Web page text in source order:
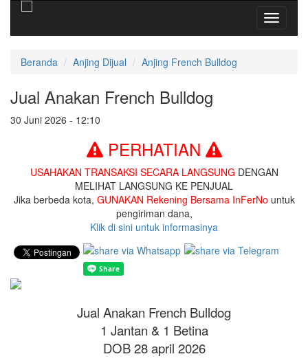
Toggle
Beranda Anjing Dijual Anjing French Bulldog
Jual Anakan French Bulldog
30 Juni 2026 - 12:10
PERHATIAN
USAHAKAN TRANSAKSI SECARA LANGSUNG DENGAN
MELIHAT LANGSUNG KE PENJUAL
Jika berbeda kota, GUNAKAN Rekening Bersama InFerNo untuk
pengiriman dana,
Klik di sini untuk informasinya
Jual Anakan French Bulldog
1 Jantan & 1 Betina
DOB 28 april 2026